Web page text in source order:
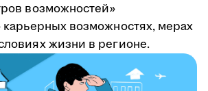
возможностей»
карьерных возможностях, мерах
жизни в регионе.